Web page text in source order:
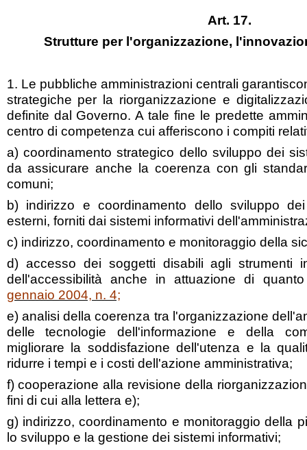
Art. 17.
Strutture per l'organizzazione,
1. Le pubbliche amministrazioni centrali
strategiche per la riorganizzazione e
definite dal Governo. A tale fine le predette
centro di competenza cui afferiscono i compiti
a) coordinamento strategico dello sviluppo dei
da assicurare anche la coerenza con gli
comuni;
b) indirizzo e coordinamento dello sviluppo
esterni, forniti dai sistemi informativi
c) indirizzo, coordinamento e monitoraggio della
d) accesso dei soggetti disabili agli strumenti
dell'accessibilità anche in attuazione di
gennaio 2004, n. 4;
e) analisi della coerenza tra l'organizzazione
delle tecnologie dell'informazione e della
migliorare la soddisfazione dell'utenza e la
ridurre i tempi e i costi dell'azione amministrativa;
f) cooperazione alla revisione della
fini di cui alla lettera e);
g) indirizzo, coordinamento e monitoraggio della
lo sviluppo e la gestione dei sistemi informativi;